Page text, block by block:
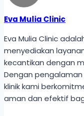
Eva Mulia Clinic
Eva Mulia Clinic
menyediakan
kecantikan dengan
Dengan
klinik kami
aman dan efektif